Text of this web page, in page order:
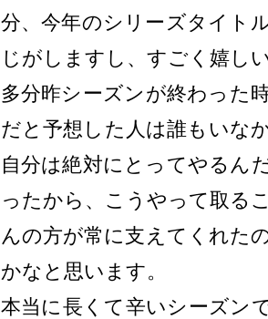
分、今年のシリーズタイト
じがしますし、すごく嬉し
多分昨シーズンが終わった
だと予想した人は誰もいな
自分は絶対にとってやるん
ったから、こうやって取る
んの方が常に支えてくれた
かなと思います。
本当に長くて辛いシーズン